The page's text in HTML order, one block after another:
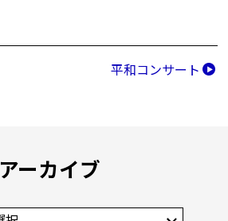
平和コンサート
アーカイブ